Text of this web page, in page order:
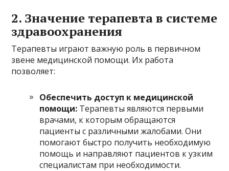
2. Значение терапевта в системе
здравоохранения
Терапевты играют важную роль в первичном
звене медицинской помощи. Их работа
позволяет:
Обеспечить доступ к медицинской
помощи: Терапевты являются первыми
врачами, к которым обращаются
пациенты с различными жалобами. Они
помогают быстро получить необходимую
помощь и направляют пациентов к узким
специалистам при необходимости.